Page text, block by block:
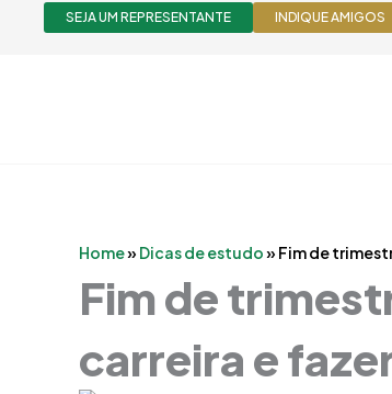
SEJA UM REPRESENTANTE INDIQUE AMIGOS
Home» Dicas de estudo» Fim de
Fim de
carreira e